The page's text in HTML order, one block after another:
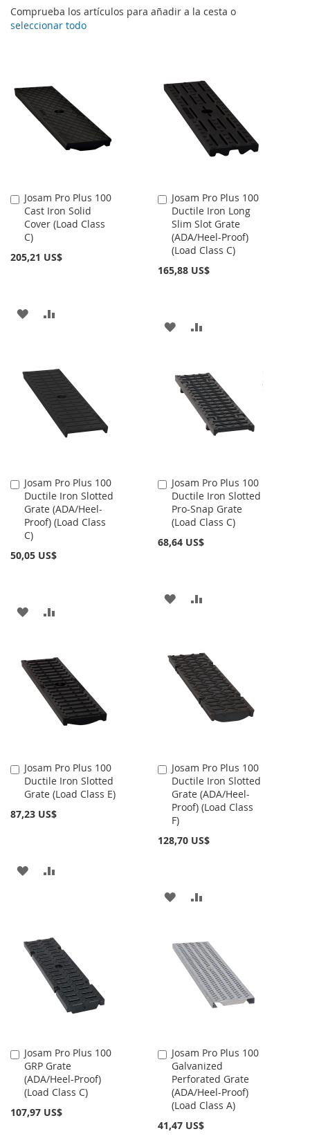
Comprueba los artículos para añadir a la cesta o
seleccionar todo
Josam Pro Plus 100
Cast Iron Solid
Cover (Load Class
C)
205,21 US$
Añadir
al
carrito
AÑADIR
LISTA
DESEOS
Josam Pro Plus 100
Ductile Iron Long
Slim Slot Grate
(ADA/Heel-Proof)
(Load Class C)
165,88 US$
Añadir
al
carrito
AÑADIR
LA
LISTA
COMPARAR
Josam Pro Plus 100
Ductile Iron Slotted
Grate (ADA/Heel-
Proof) (Load Class
C)
50,05 US$
Añadir
al
carrito
AÑADIR
LA
LISTA
COMPARAR
Josam Pro Plus 100
Ductile Iron Slotted
Pro-Snap Grate
(Load Class C)
68,64 US$
Añadir
al
carrito
AÑADIR
LISTA
DE
DESEOS
Josam Pro Plus 100
Ductile Iron Slotted
Grate (Load Class E)
87,23 US$
Añadir
al
carrito
AÑADIR
LISTA
DE
DESEOS
Josam Pro Plus 100
Ductile Iron Slotted
Grate (ADA/Heel-
Proof) (Load Class
F)
128,70 US$
Añadir
al
carrito
AÑADIR
LA
LISTA
COMPARAR
Josam Pro Plus 100
GRP Grate
(ADA/Heel-Proof)
(Load Class C)
107,97 US$
Añadir
al
carrito
Josam Pro Plus 100
Galvanized
Perforated Grate
(ADA/Heel-Proof)
(Load Class A)
41,47 US$
Añadir
al
carrito